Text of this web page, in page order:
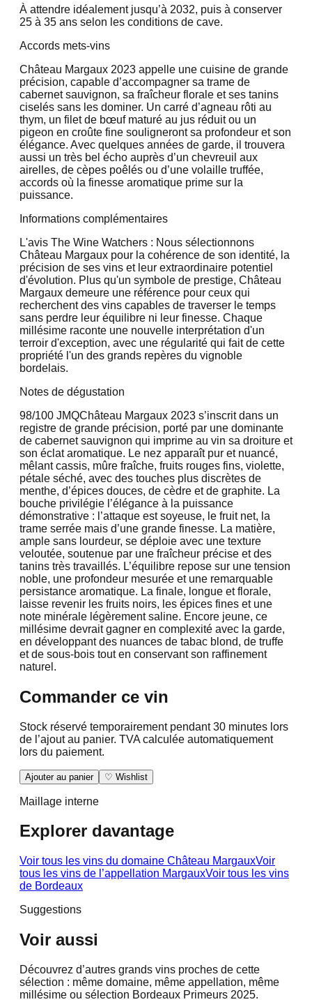
À attendre idéalement jusqu’à 2032, puis à conserver
25 à 35 ans selon les conditions de cave.
Accords mets-vins
Château Margaux 2023 appelle une cuisine de grande
précision, capable d’accompagner sa trame de
cabernet sauvignon, sa fraîcheur florale et ses tanins
ciselés sans les dominer. Un carré d’agneau rôti au
thym, un filet de bœuf maturé au jus réduit ou un
pigeon en croûte fine souligneront sa profondeur et son
élégance. Avec quelques années de garde, il trouvera
aussi un très bel écho auprès d’un chevreuil aux
airelles, de cèpes poêlés ou d’une volaille truffée,
accords où la finesse aromatique prime sur la
puissance.
Informations complémentaires
L'avis The Wine Watchers : Nous sélectionnons
Château Margaux pour la cohérence de son identité, la
précision de ses vins et leur extraordinaire potentiel
d'évolution. Plus qu'un symbole de prestige, Château
Margaux demeure une référence pour ceux qui
recherchent des vins capables de traverser le temps
sans perdre leur équilibre ni leur finesse. Chaque
millésime raconte une nouvelle interprétation d'un
terroir d'exception, avec une régularité qui fait de cette
propriété l'un des grands repères du vignoble
bordelais.
Notes de dégustation
98/100 JMQChâteau Margaux 2023 s’inscrit dans un
registre de grande précision, porté par une dominante
de cabernet sauvignon qui imprime au vin sa droiture et
son éclat aromatique. Le nez apparaît pur et nuancé,
mêlant cassis, mûre fraîche, fruits rouges fins, violette,
pétale séché, avec des touches plus discrètes de
menthe, d’épices douces, de cèdre et de graphite. La
bouche privilégie l’élégance à la puissance
démonstrative : l’attaque est soyeuse, le fruit net, la
trame serrée mais d’une grande finesse. La matière,
ample sans lourdeur, se déploie avec une texture
veloutée, soutenue par une fraîcheur précise et des
tanins très travaillés. L’équilibre repose sur une tension
noble, une profondeur mesurée et une remarquable
persistance aromatique. La finale, longue et florale,
laisse revenir les fruits noirs, les épices fines et une
note minérale légèrement saline. Encore jeune, ce
millésime devrait gagner en complexité avec la garde,
en développant des nuances de tabac blond, de truffe
et de sous-bois tout en conservant son raffinement
naturel.
Commander ce vin
Stock réservé temporairement pendant 30 minutes lors
de l’ajout au panier. TVA calculée automatiquement
lors du paiement.
Ajouter au panier ♡ Wishlist
Maillage interne
Explorer davantage
Voir tous les vins du domaine Château MargauxVoir
tous les vins de l’appellation MargauxVoir tous les vins
de Bordeaux
Suggestions
Voir aussi
Découvrez d’autres grands vins proches de cette
sélection : même domaine, même appellation, même
millésime ou sélection Bordeaux Primeurs 2025.